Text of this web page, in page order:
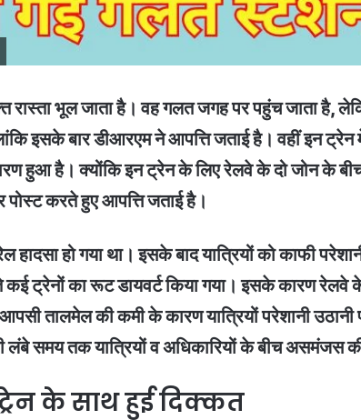
भूल जाता है। वह गलत जगह पर पहुंच जाता है,
इसके बार डीआरएम ने आपत्ति जताई है। वहीं इन ट्रेन में
हुआ है। क्योंकि इन ट्रेन के लिए रेलवे के दो जोन के
करते हुए आपत्ति जताई है।
हो गया था। इसके बाद यात्रियों को काफी
ट्रेनों का रूट डायवर्ट किया गया। इसके कारण रेलवे
तालमेल की कमी के कारण यात्रियों परेशानी उठानी
समय तक यात्रियों व अधिकारियों के बीच असमंजस की
के साथ हुई दिक्कत